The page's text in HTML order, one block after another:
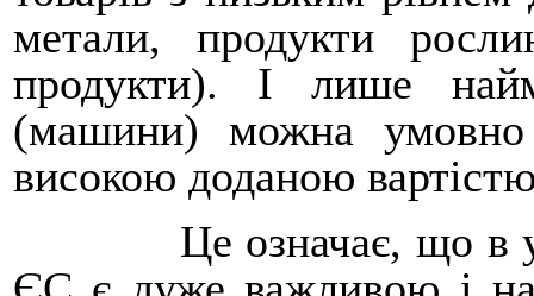
метали, продукти
продукти). І лише
(машини) можна умовно
високою доданою
Це означає, що в